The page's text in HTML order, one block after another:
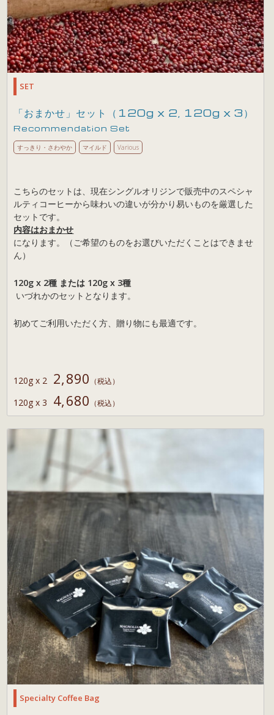
SET
「おまかせ」セット（120g x 2, 120g x 3）
Recommendation Set
すっきり・さわやか マイルド Various
こちらのセットは、現在シングルオリジンで販売中のスペシャ
ルティコーヒーから味わいの違いが分かり易いものを厳選した
セットです。
内容はおまかせ
になります。
（ご希望のものをお選びいただくことはできませ
ん）
120g x 2種 または 120g x 3種
いづれかのセットとなります。
初めてご利用いただく方、贈り物にも最適です。
120g x 2 2,890 （税込）
120g x 3 4,680 （税込）
Specialty Coffee Bag